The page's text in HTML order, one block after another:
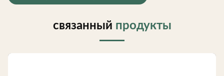
связанный продукты